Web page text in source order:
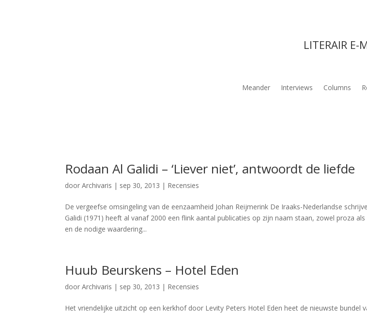
LITERAIR E-
Meander Interviews Columns
Rodaan Al Galidi – ‘Liever niet’, antwoordt de liefde
doorArchivaris | sep 30, 2013 | Recensies
De vergeefse omsingeling van de eenzaamheid Johan Reijmerink De Iraaks-Nederlandse
Galidi (1971) heeft al vanaf 2000 een flink aantal publicaties op zijn naam staan, zowel proza
en de nodige waardering...
Huub Beurskens – Hotel Eden
doorArchivaris | sep 30, 2013 | Recensies
Het vriendelijke uitzicht op een kerkhof door Levity Peters Hotel Eden heet de nieuwste bundel